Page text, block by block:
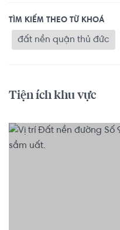
TÌM KIẾM THEO TỪ KHOÁ
đất nền quận thủ đức
Tiện ích khu vực